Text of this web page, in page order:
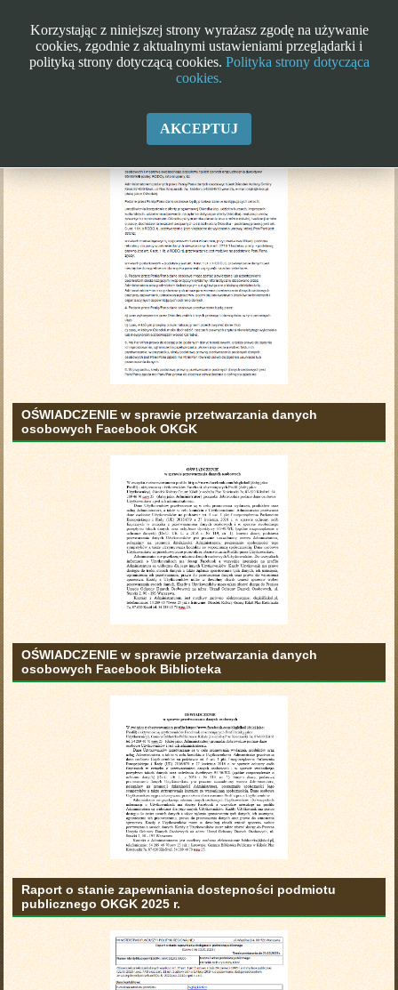
Klauzula informacyjna RODO
OŚWIADCZENIE w sprawie przetwarzania danych
osobowych Facebook OKGK
OŚWIADCZENIE w sprawie przetwarzania danych
osobowych Facebook Biblioteka
Raport o stanie zapewniania dostepności podmiotu
publicznego OKGK 2025 r.
Korzystając z niniejszej strony wyrażasz zgodę na używanie
cookies, zgodnie z aktualnymi ustawieniami przeglądarki i
polityką strony dotyczącą cookies. Polityka strony dotycząca
cookies.
AKCEPTUJ